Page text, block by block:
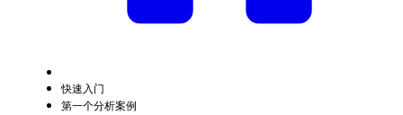
快速入门
第一个分析案例